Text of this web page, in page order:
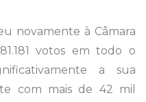
novamente à Câmara
votos em todo o
a sua
com mais de 42 mil